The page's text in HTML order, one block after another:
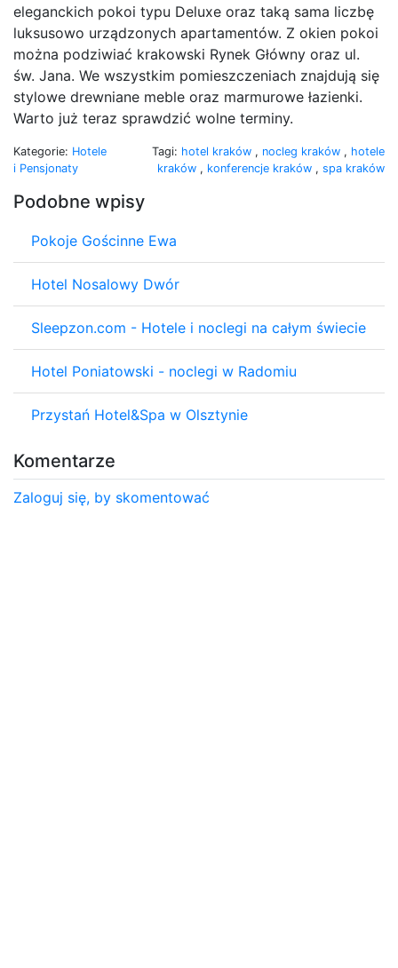
eleganckich pokoi typu Deluxe oraz taką sama liczbę
luksusowo urządzonych apartamentów. Z okien pokoi
można podziwiać krakowski Rynek Główny oraz ul.
św. Jana. We wszystkim pomieszczeniach znajdują się
stylowe drewniane meble oraz marmurowe łazienki.
Warto już teraz sprawdzić wolne terminy.
Kategorie: Hotele
i Pensjonaty
Tagi: hotel kraków , nocleg kraków , hotele
kraków , konferencje kraków , spa kraków
Podobne wpisy
Pokoje Gościnne Ewa
Hotel Nosalowy Dwór
Sleepzon.com - Hotele i noclegi na całym świecie
Hotel Poniatowski - noclegi w Radomiu
Przystań Hotel&Spa w Olsztynie
Komentarze
Zaloguj się, by skomentować